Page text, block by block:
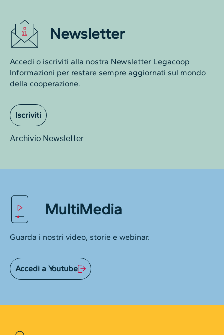
Newsletter
Accedi o iscriviti alla nostra Newsletter Legacoop
Informazioni per restare sempre aggiornati sul mondo
della cooperazione.
Iscriviti
Archivio Newsletter
MultiMedia
Guarda i nostri video, storie e webinar.
Accedi a Youtube